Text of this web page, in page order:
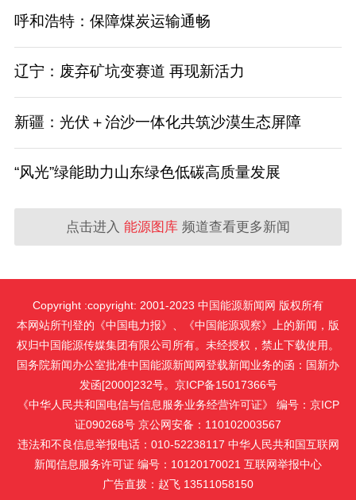
呼和浩特：保障煤炭运输通畅
辽宁：废弃矿坑变赛道 再现新活力
新疆：光伏＋治沙一体化共筑沙漠生态屏障
“风光”绿能助力山东绿色低碳高质量发展
点击进入 能源图库 频道查看更多新闻
Copyright :copyright: 2001-2023 中国能源新闻网 版权所有
本网站所刊登的《中国电力报》、《中国能源观察》上的新闻，版
权归中国能源传媒集团有限公司所有。未经授权，禁止下载使用。
国务院新闻办公室批准中国能源新闻网登载新闻业务的函：国新办
发函[2000]232号。京ICP备15017366号
《中华人民共和国电信与信息服务业务经营许可证》 编号：京ICP
证090268号 京公网安备：110102003567
违法和不良信息举报电话：010-52238117 中华人民共和国互联网
新闻信息服务许可证 编号：10120170021 互联网举报中心
广告直拨：赵飞 13511058150